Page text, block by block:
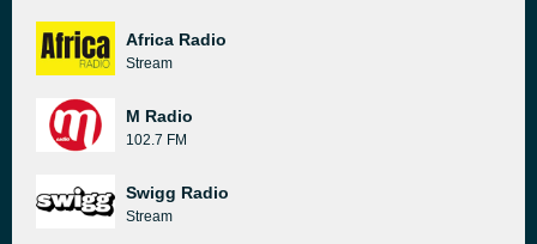
Africa Radio
Stream
M Radio
102.7 FM
Swigg Radio
Stream